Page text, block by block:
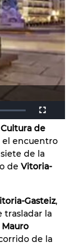
de
el encuentro
siete de la
de Vitoria-
Gasteiz,
trasladar la
Mauro
de la